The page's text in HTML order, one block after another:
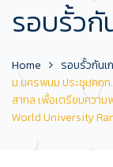
รอบรั้วกั
Home
รอบรั้วกันเ
ม.นครพนม ประชุมคกก
สากล เพื่อเตรียมควา
World University